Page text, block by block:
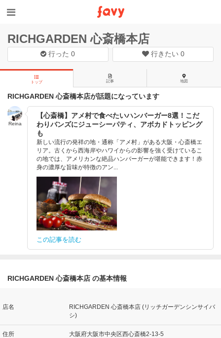
RICHGARDEN 心斎橋本店
行った0 行きたい 0
トップ 記事 地図
RICHGARDEN 心斎橋本店が話題になっています
Reina
【心斎橋】アメ村で食べたいハンバーガー8選！こだ
わりバンズにジューシーパティ、アボカドトッピング
も
新しい流行の発祥の地・通称「アメ村」がある大阪・心斎橋エ
リア。古くから西海岸やハワイからの影響を強く受けているこ
の地では、アメリカンな絶品ハンバーガーが堪能できます！赤
身の濃厚な旨味が特徴のアン...
この記事を読む
RICHGARDEN 心斎橋本店 の基本情報
店名
RICHGARDEN 心斎橋本店 (リッチガーデンシンサイバ
シ)
住所 大阪府大阪市中央区西心斎橋2-13-5